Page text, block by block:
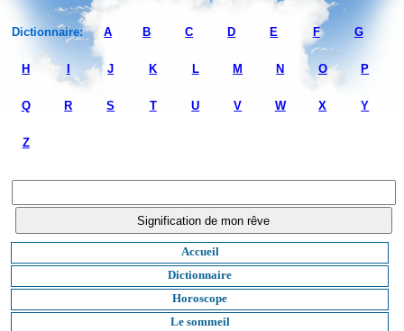
Dictionnaire: A B C D E F G
H J K L M N O P
Q R S T U V W X Y
Z
Accueil
Dictionnaire
Horoscope
Le sommeil